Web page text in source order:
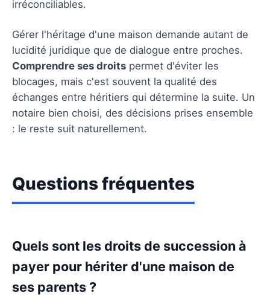
irréconciliables.
Gérer l'héritage d'une maison demande autant de
lucidité juridique que de dialogue entre proches.
Comprendre ses droits permet d'éviter les
blocages, mais c'est souvent la qualité des
échanges entre héritiers qui détermine la suite. Un
notaire bien choisi, des décisions prises ensemble
: le reste suit naturellement.
Questions fréquentes
Quels sont les droits de succession à
payer pour hériter d'une maison de
ses parents ?